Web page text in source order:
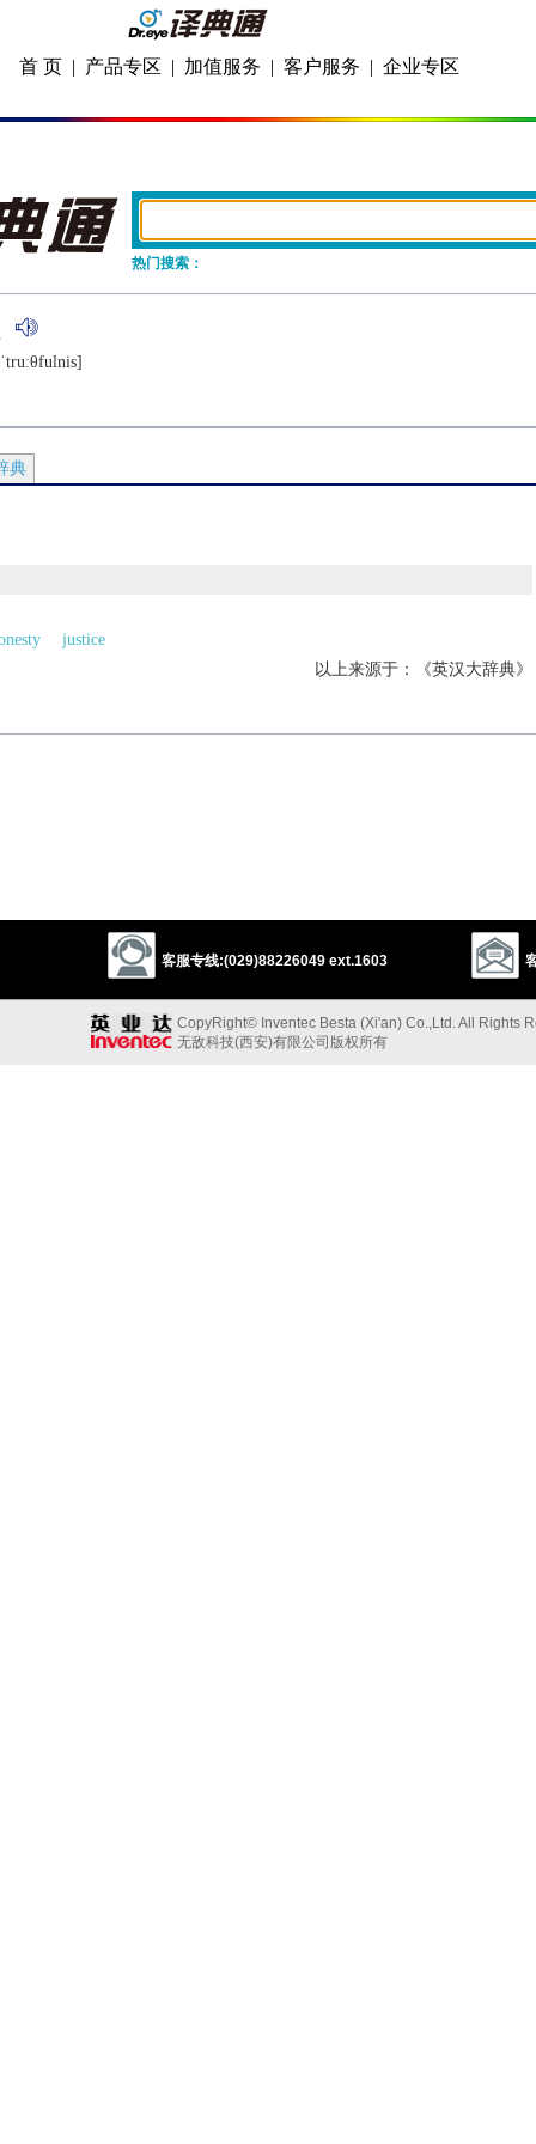
首 页 | 产品专区 | 加值服务 | 客户服务 | 企业专区
热门搜索：
典
justice
以上来源于：《英汉大辞典》
客服专线:(029)88226049 ext.1603
CopyRight© Inventec Besta (Xi'an) Co.,Ltd. All Rights
无敌科技(西安)有限公司版权所有